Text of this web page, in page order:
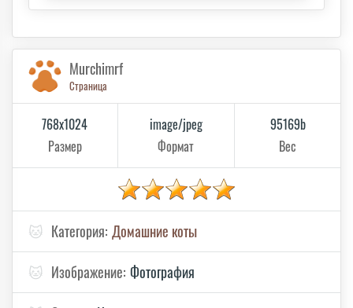
Murchimrf
Страница
768x1024
Размер
image/jpeg
Формат
95169b
Вес
🐱 Категория: Домашние коты
🐱 Изображение: Фотография